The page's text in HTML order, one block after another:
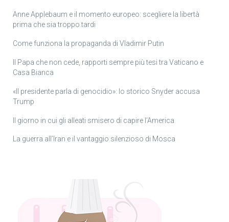
Anne Applebaum e il momento europeo: scegliere la libertà
prima che sia troppo tardi
Come funziona la propaganda di Vladimir Putin
Il Papa che non cede, rapporti sempre più tesi tra Vaticano e
Casa Bianca
«Il presidente parla di genocidio»: lo storico Snyder accusa
Trump
Il giorno in cui gli alleati smisero di capire l’America
La guerra all’Iran e il vantaggio silenzioso di Mosca